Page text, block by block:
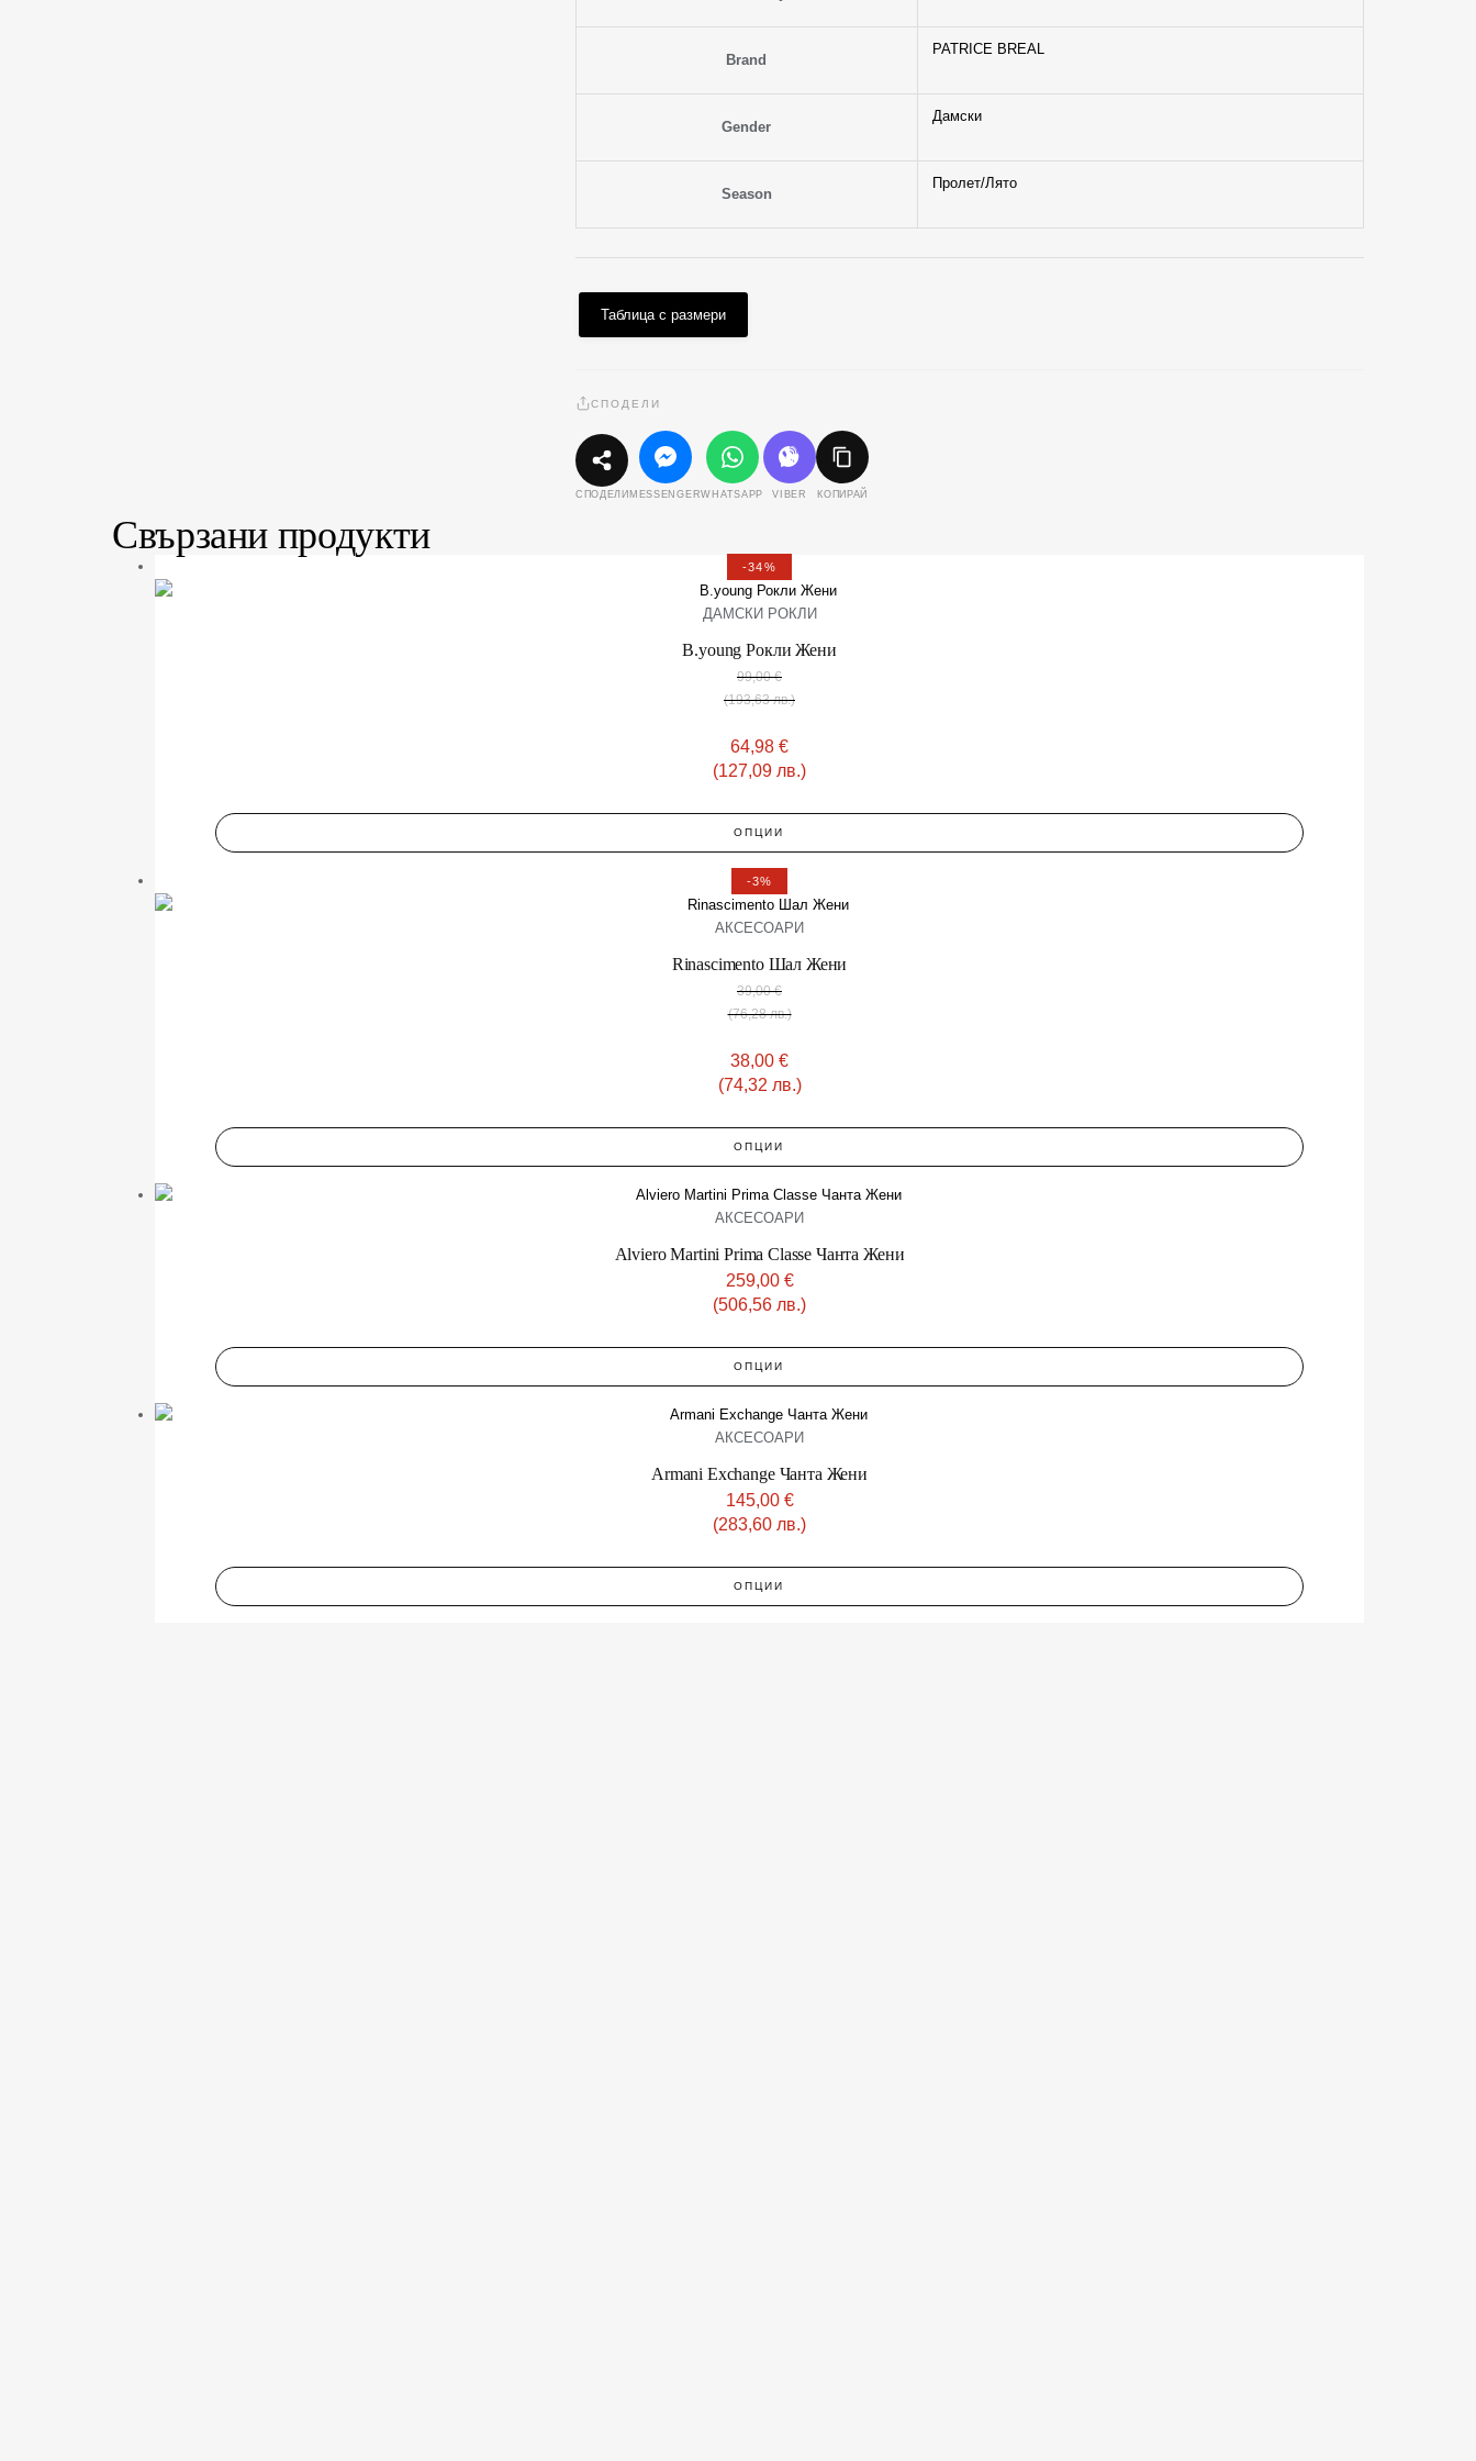
Brand
PATRICE BREAL
Gender
Дамски
Season
Пролет/Лято
Таблица с размери
СПОДЕЛИ
СПОДЕЛИ MESSENGERWHATSAPP VIBER КОПИРАЙ
Свързани продукти
-34%
ДАМСКИ РОКЛИ
B.young Рокли Жени
99,00€
(193,63 лв.)
64,98 €
(127,09 лв.)
ОПЦИИ
-3%
АКСЕСОАРИ
Rinascimento Шал Жени
39,00€
(76,28 лв.)
38,00 €
(74,32 лв.)
ОПЦИИ
АКСЕСОАРИ
Alviero Martini Prima Classe Чанта Жени
259,00 €
(506,56 лв.)
ОПЦИИ
АКСЕСОАРИ
Armani Exchange Чанта Жени
145,00 €
(283,60 лв.)
ОПЦИИ